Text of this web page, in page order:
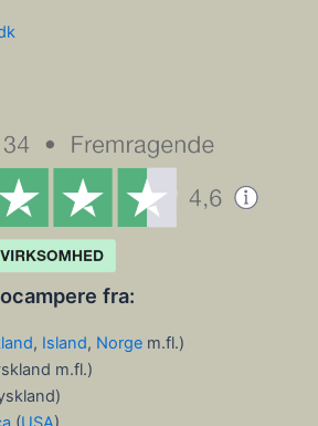
fra:
, Island, Norgem.fl.)
m.fl.)